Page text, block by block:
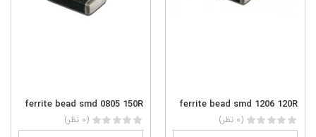
ferrite bead smd 1206 120R
(0 نظر)
ferrite bead smd 0805 150R
(0 نظر)